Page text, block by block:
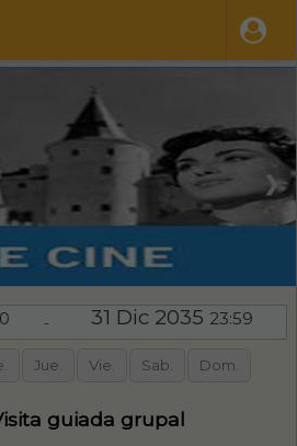
❯
- 31 Dic 2035 23:59
Jue. Vie. Sab. Dom.
guiada grupal